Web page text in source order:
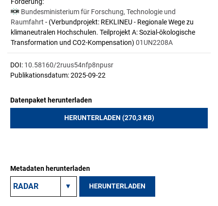
Bundesministerium für Forschung, Technologie und
Raumfahrt - (Verbundprojekt: REKLINEU - Regionale Wege zu
klimaneutralen Hochschulen. Teilprojekt A: Sozial-ökologische
Transformation und CO2-Kompensation) 01UN2208A
DOI: 10.58160/2ruus54nfp8npusr
Publikationsdatum: 2025-09-22
Datenpaket herunterladen
HERUNTERLADEN (270,3 KB)
Metadaten herunterladen
HERUNTERLADEN